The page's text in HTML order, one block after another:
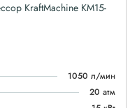
KraftMachine KM15-
1050 л/мин
20 атм